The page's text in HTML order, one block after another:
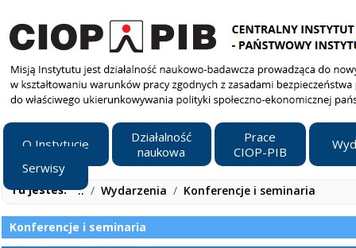
O Instytucie
Działalność
naukowa
Prace
CIOP-PIB
Serwisy
Tu jesteś: ../ Wydarzenia / Konferencje i seminaria
Konferencje i seminaria